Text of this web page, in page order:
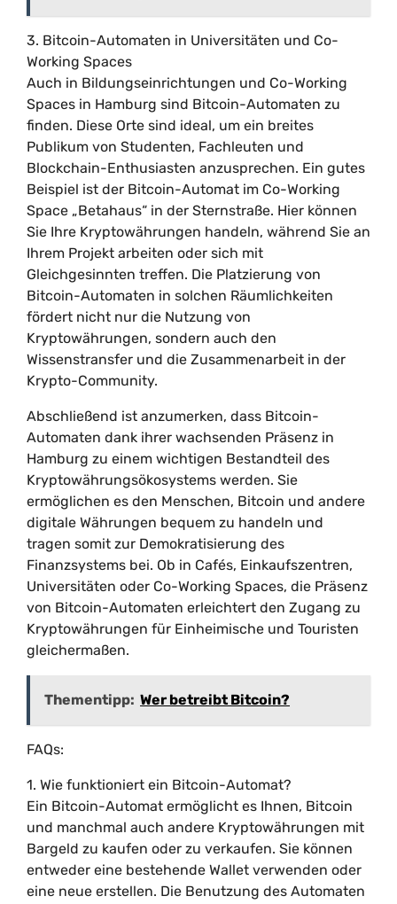
3. Bitcoin-Automaten in Universitäten und Co-
Working Spaces
Auch in Bildungseinrichtungen und Co-Working
Spaces in Hamburg sind Bitcoin-Automaten zu
finden. Diese Orte sind ideal, um ein breites
Publikum von Studenten, Fachleuten und
Blockchain-Enthusiasten anzusprechen. Ein gutes
Beispiel ist der Bitcoin-Automat im Co-Working
Space „Betahaus“ in der Sternstraße. Hier können
Sie Ihre Kryptowährungen handeln, während Sie an
Ihrem Projekt arbeiten oder sich mit
Gleichgesinnten treffen. Die Platzierung von
Bitcoin-Automaten in solchen Räumlichkeiten
fördert nicht nur die Nutzung von
Kryptowährungen, sondern auch den
Wissenstransfer und die Zusammenarbeit in der
Krypto-Community.
Abschließend ist anzumerken, dass Bitcoin-
Automaten dank ihrer wachsenden Präsenz in
Hamburg zu einem wichtigen Bestandteil des
Kryptowährungsökosystems werden. Sie
ermöglichen es den Menschen, Bitcoin und andere
digitale Währungen bequem zu handeln und
tragen somit zur Demokratisierung des
Finanzsystems bei. Ob in Cafés, Einkaufszentren,
Universitäten oder Co-Working Spaces, die Präsenz
von Bitcoin-Automaten erleichtert den Zugang zu
Kryptowährungen für Einheimische und Touristen
gleichermaßen.
Thementipp: Wer betreibt Bitcoin?
FAQs:
1. Wie funktioniert ein Bitcoin-Automat?
Ein Bitcoin-Automat ermöglicht es Ihnen, Bitcoin
und manchmal auch andere Kryptowährungen mit
Bargeld zu kaufen oder zu verkaufen. Sie können
entweder eine bestehende Wallet verwenden oder
eine neue erstellen. Die Benutzung des Automaten